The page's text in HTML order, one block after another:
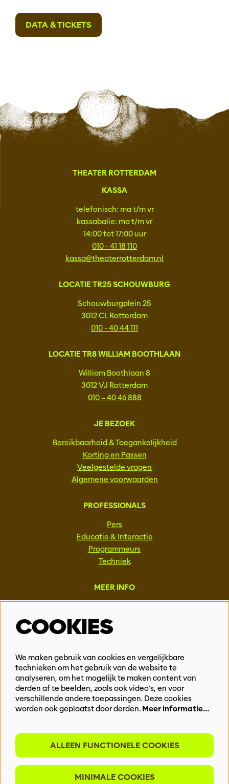
DATA & TICKETS
THEATER ROTTERDAM
KASSA
telefonisch: ma t/m vr
kassabalie: ma t/m vr
14:00 tot 17:00 uur
010 - 41 18 110
kassa@theaterrotterdam.nl
LOCATIE TR25 SCHOUWBURG
Schouwburgplein 25
3012 CL Rotterdam
010 - 40 44 111
LOCATIE TR8 WILLIAM BOOTHLAAN
William Boothlaan 8
3012 VJ Rotterdam
010 – 40 46 888
JE BEZOEK
Bereikbaarheid & Toegankelijkheid
Korting en Passen
Veelgestelde vragen
Algemene voorwaarden
PROFESSIONALS
Pers
Educatie & Interactie
Programmeurs
Techniek
MEER INFO
Vacatures
Events & Partnerships
Privacy
BLIJF OP DE HOOGTE
Meld je aan voor onze nieuwsbrief
INSCHRIJVEN
COOKIES
We maken gebruik van cookies en vergelijkbare
technieken om het gebruik van de website te
analyseren, om het mogelijk te maken content van
derden af te beelden, zoals ook video’s, en voor
verschillende andere toepassingen. Deze cookies
worden ook geplaatst door derden. Meer informatie…
ALLEEN FUNCTIONELE COOKIES
MINIMALE COOKIES